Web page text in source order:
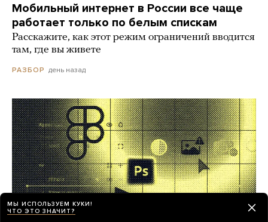
Мобильный интернет в России все чаще
работает только по белым спискам
Расскажите, как этот режим ограничений вводится
там, где вы живете
РАЗБОР день назад
МЫ ИСПОЛЬЗУЕМ КУКИ!
ЧТО ЭТО ЗНАЧИТ?